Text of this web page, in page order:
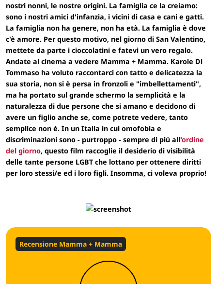
nostri nonni, le nostre origini. La famiglia ce la creiamo:
sono i nostri amici d'infanzia, i vicini di casa e cani e gatti.
La famiglia non ha genere, non ha età. La famiglia è dove
c'è amore. Per questo motivo, nel giorno di San Valentino,
mettete da parte i cioccolatini e fatevi un vero regalo.
Andate al cinema a vedere Mamma + Mamma. Karole Di
Tommaso ha voluto raccontarci con tatto e delicatezza la
sua storia, non si è persa in fronzoli e "imbellettamenti",
ma ha portato sul grande schermo la semplicità e la
naturalezza di due persone che si amano e decidono di
avere un figlio anche se, come potrete vedere, tanto
semplice non è. In un Italia in cui omofobia e
discriminazioni sono - purtroppo - sempre di più all'ordine
del giorno, questo film raccoglie il desiderio di visibilità
delle tante persone LGBT che lottano per ottenere diritti
per loro stessi/e ed i loro figli. Insomma, ci voleva proprio!
Recensione Mamma + Mamma